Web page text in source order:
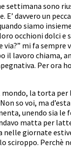
settimana sono
E’ davvero un
siamo
occhioni dolci e
via?” mi fa sempre
il lavoro chiama,
Per ora
mondo, la torta
so voi, ma
unendo sia le
matta per
nelle giornate
sciroppo. Perchè